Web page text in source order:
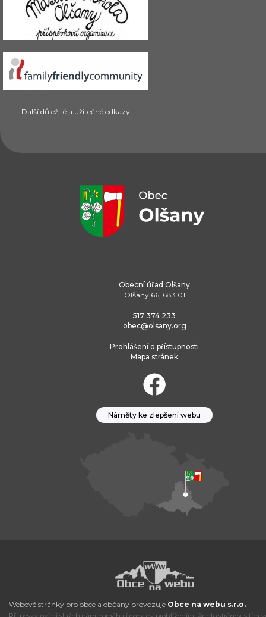
Další důležité a užitečné odkazy
Obecní úřad Olšany
Olšany 66, 683 01
517 374 233
obec@olsany.org
Prohlášení o přístupnosti
Mapa stránek
Náměty ke zlepšení webu
Webové stránky pro obce a občany provozuje Obce na webu s.r.o.